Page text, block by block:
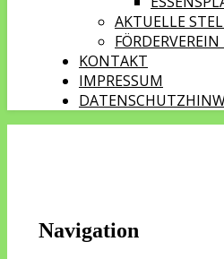
AKTUELLE
KONTAKT
IMPRESSUM
Navigation